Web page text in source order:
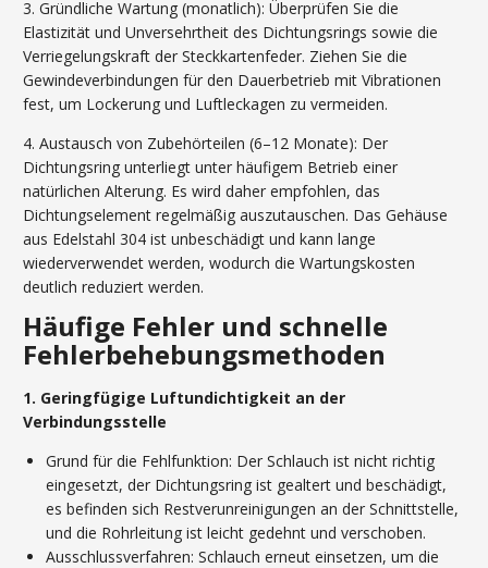
3. Gründliche Wartung (monatlich): Überprüfen Sie die
Elastizität und Unversehrtheit des Dichtungsrings sowie die
Verriegelungskraft der Steckkartenfeder. Ziehen Sie die
Gewindeverbindungen für den Dauerbetrieb mit Vibrationen
fest, um Lockerung und Luftleckagen zu vermeiden.
4. Austausch von Zubehörteilen (6–12 Monate): Der
Dichtungsring unterliegt unter häufigem Betrieb einer
natürlichen Alterung. Es wird daher empfohlen, das
Dichtungselement regelmäßig auszutauschen. Das Gehäuse
aus Edelstahl 304 ist unbeschädigt und kann lange
wiederverwendet werden, wodurch die Wartungskosten
deutlich reduziert werden.
Häufige Fehler und schnelle
Fehlerbehebungsmethoden
1. Geringfügige Luftundichtigkeit an der
Verbindungsstelle
Grund für die Fehlfunktion: Der Schlauch ist nicht richtig
eingesetzt, der Dichtungsring ist gealtert und beschädigt,
es befinden sich Restverunreinigungen an der Schnittstelle,
und die Rohrleitung ist leicht gedehnt und verschoben.
Ausschlussverfahren: Schlauch erneut einsetzen, um die